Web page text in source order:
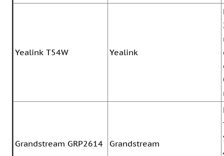
Yealink T54W Yealink
Grandstream GRP2614 Grandstream